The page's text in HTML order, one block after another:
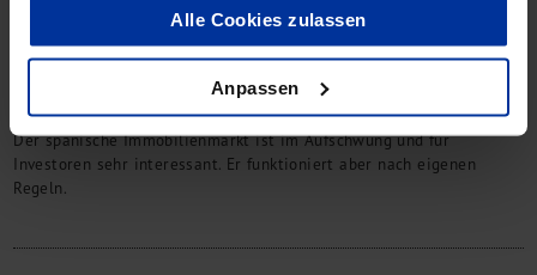
Alle Cookies zulassen
Anpassen
25 Jahre bdp
Immobilieninvestitionen in
Spanien
Der spanische Immobilienmarkt ist im Aufschwung und für
Investoren sehr interessant. Er funktioniert aber nach eigenen
Regeln.